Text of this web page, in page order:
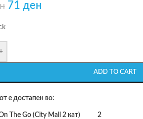
71 ден
ADD TO CART
е достапен во:
The Go (City Mall 2 кат)
2